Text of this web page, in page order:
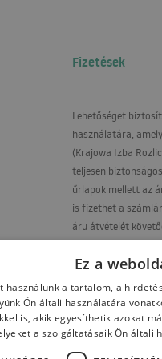
Fizetések
Lehetőséget
használatára,
(Krajowa Izba
teljesen
űrlapok mellett az
is fizethet a
áru átvételét
PL17 1090 2590
Ez a
használunk a tartalom, a
Ön általi használatára
is, akik egyesíthetik azokat
a szolgáltatásaik Ön általi